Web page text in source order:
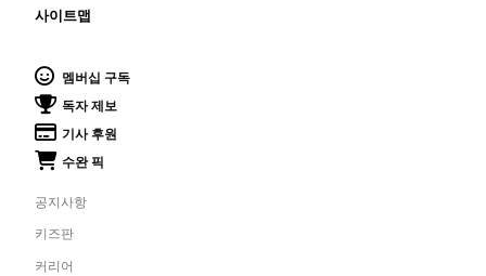
사이트맵
멤버십 구독
독자 제보
기사 후원
수완 픽
공지사항
키즈판
커리어